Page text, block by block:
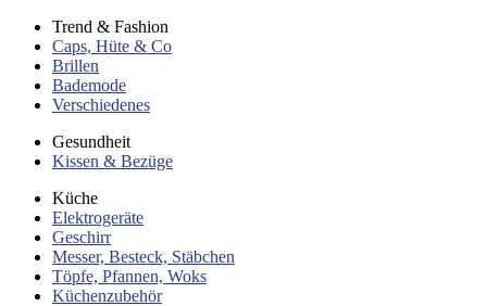
Trend & Fashion
Caps, Hüte & Co
Brillen
Bademode
Verschiedenes
Gesundheit
Kissen & Bezüge
Küche
Elektrogeräte
Geschirr
Messer, Besteck, Stäbchen
Töpfe, Pfannen, Woks
Küchenzubehör